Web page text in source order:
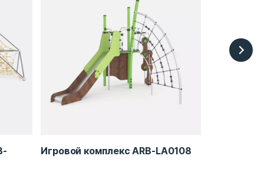
Игровой комплекс ARB-LA0108